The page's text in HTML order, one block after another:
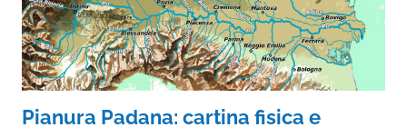
Pianura Padana: cartina fisica e